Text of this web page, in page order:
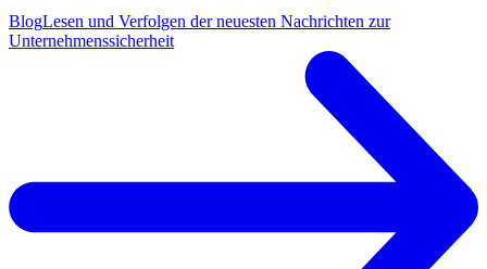
BlogLesen und Verfolgen der neuesten Nachrichten zur
Unternehmenssicherheit